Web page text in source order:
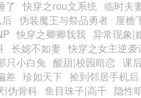
了 快穿之rou文系统 临时夫
伪装魔王与祭品勇者 屋檐
快穿之卿卿我我 异常现象|
长媳不如妻 快穿之女主逆袭
只小白兔 酸甜|校园暗恋 课
差 珍如天下 捡到邻居手机后
|伪骨科 鱼目珠子|高干 隐性